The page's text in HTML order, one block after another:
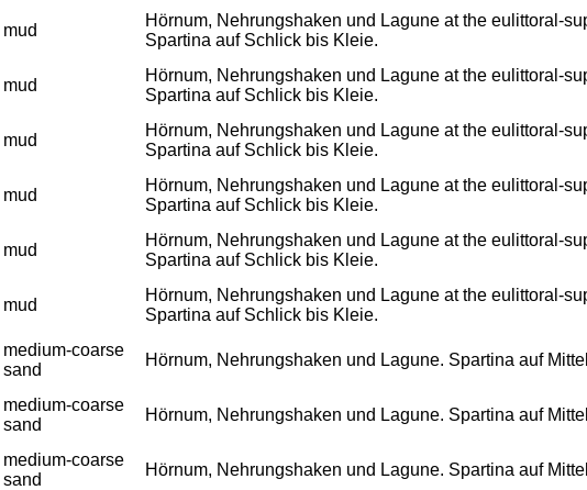
mud
Hörnum, Nehrungshaken und Lagune at the eulittoral-
Spartina auf Schlick bis Kleie.
mud
Hörnum, Nehrungshaken und Lagune at the eulittoral-
Spartina auf Schlick bis Kleie.
mud
Hörnum, Nehrungshaken und Lagune at the eulittoral-
Spartina auf Schlick bis Kleie.
mud
Hörnum, Nehrungshaken und Lagune at the eulittoral-
Spartina auf Schlick bis Kleie.
mud
Hörnum, Nehrungshaken und Lagune at the eulittoral-
Spartina auf Schlick bis Kleie.
mud
Hörnum, Nehrungshaken und Lagune at the eulittoral-
Spartina auf Schlick bis Kleie.
medium-coarse
sand
Hörnum, Nehrungshaken und Lagune. Spartina auf
medium-coarse
sand
Hörnum, Nehrungshaken und Lagune. Spartina auf
medium-coarse
sand
Hörnum, Nehrungshaken und Lagune. Spartina auf